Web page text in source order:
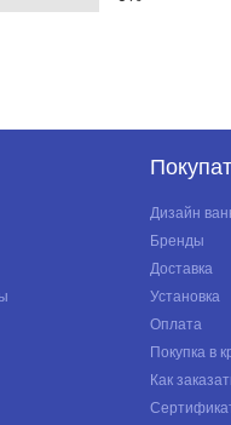
Дизайн
Бренды
Доставка
Установка
Оплата
Покупка в
Как